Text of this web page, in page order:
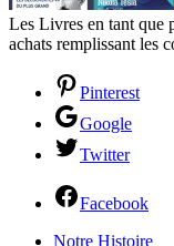
Les Livres en tant que
achats remplissant les
Pinterest
Google
Twitter
Facebook
Notre Histoire